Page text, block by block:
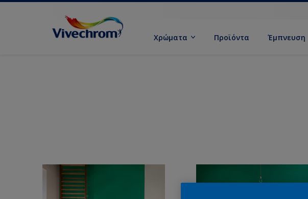
Χρώματα Προϊόντα Έμπνευση